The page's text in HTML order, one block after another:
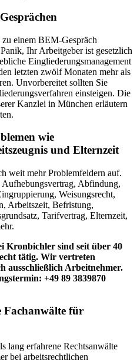
zu einem BEM-Gespräch
Ihr Arbeitgeber ist gesetzlich
Eingliederungsmanagement
letzten zwölf Monaten mehr als
Unvorbereitet sollten Sie
einsteigen. Die
Kanzlei in München erläutern
wie
und Elternzeit
weit mehr Problemfeldern auf.
Abfindung,
Weisungsrecht,
Arbeitszeit, Befristung,
Tarifvertrag, Elternzeit,
Kronbichler sind seit über 40
tätig. Wir vertreten
ausschließlich Arbeitnehmer.
+49 89 3839870
für
lang erfahrene Rechtsanwälte
bei arbeitsrechtlichen